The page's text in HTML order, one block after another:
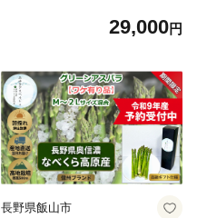
《出荷時期：2027年5月中旬
送 独自栽培 甘さ 高級 ギフト
(Ce-008)
29,000円
長野県飯山市